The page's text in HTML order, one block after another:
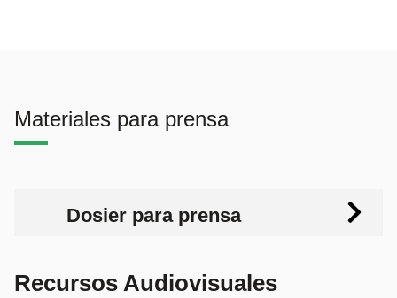
Materiales para prensa
Dosier para prensa
Recursos Audiovisuales